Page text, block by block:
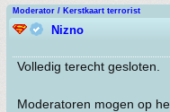
Moderator / Kerstkaart terrorist
Nizno
Volledig terecht gesloten.
Moderatoren mogen op